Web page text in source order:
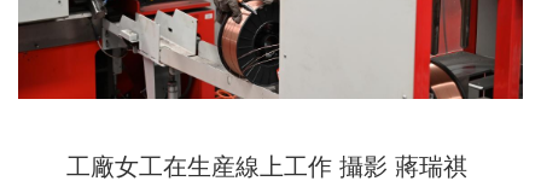
工廠女工在生産線上工作 攝影 蔣瑞祺